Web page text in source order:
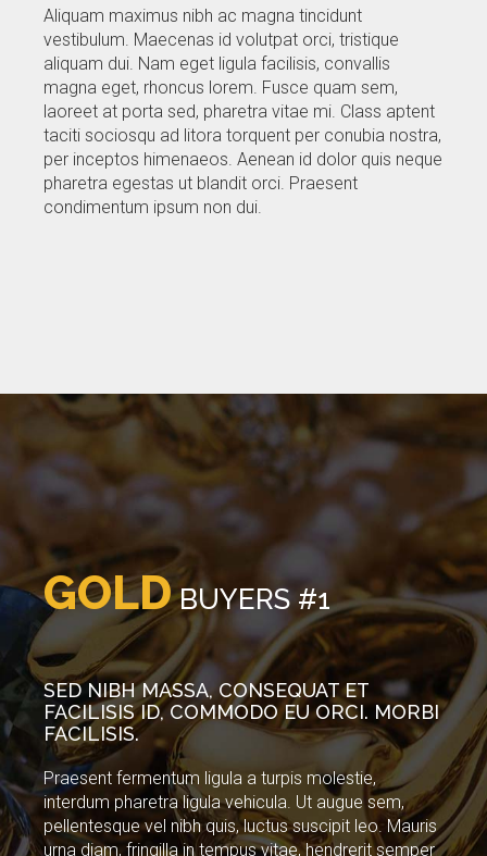
Aliquam maximus nibh ac magna tincidunt
vestibulum. Maecenas id volutpat orci, tristique
aliquam dui. Nam eget ligula facilisis, convallis
magna eget, rhoncus lorem. Fusce quam sem,
laoreet at porta sed, pharetra vitae mi. Class aptent
taciti sociosqu ad litora torquent per conubia nostra,
per inceptos himenaeos. Aenean id dolor quis neque
pharetra egestas ut blandit orci. Praesent
condimentum ipsum non dui.
GOLD BUYERS #1
SED NIBH MASSA, CONSEQUAT ET
FACILISIS ID, COMMODO EU ORCI. MORBI
FACILISIS.
Praesent fermentum ligula a turpis molestie,
interdum pharetra ligula vehicula. Ut augue sem,
pellentesque vel nibh quis, luctus suscipit leo. Mauris
urna diam, fringilla in tempus vitae, hendrerit semper